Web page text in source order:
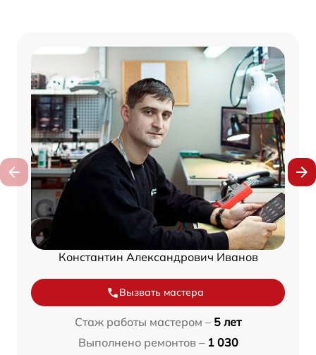
Константин Александрович Иванов
Вызвать мастера
Стаж работы мастером – 5 лет
Выполнено ремонтов – 1 030